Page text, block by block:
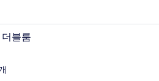
타일의 인테리어, 각각 다르게 가구 비치
스탠다드 더블룸 | 방
블룸